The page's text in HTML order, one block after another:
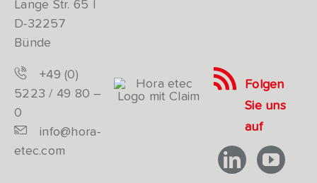
Lange Str. 65 |
D-32257
Bünde
+49 (0)
5223 / 49 80 –
0
info@hora-
etec.com
Folgen
Sie uns
auf